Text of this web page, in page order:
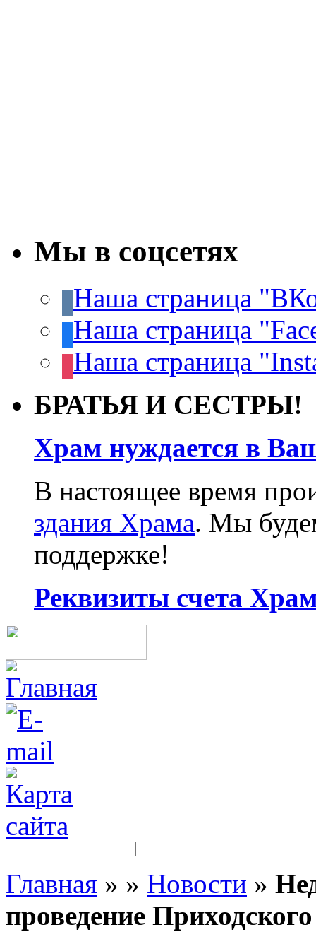
Мы в соцсетях
Наша страница
Наша страница
Наша страница
БРАТЬЯ И СЕСТРЫ!
Храм нуждается в
В настоящее время
здания Храма. Мы
поддержке!
Реквизиты счета
Главная » » Новости »
проведение